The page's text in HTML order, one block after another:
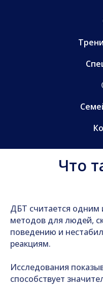
Что
ДБТ считается одним
методов для людей,
поведению и
реакциям.
Исследования
способствует